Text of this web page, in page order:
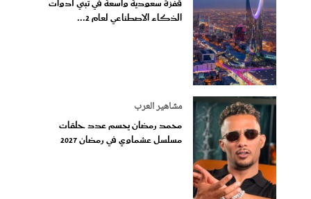
قفزة سعودية واسعة في تبني أدوات
الذكاء الاصطناعي لعام 2...
مشاهير العرب
محمد رمضان يحسم عدد حلقات
مسلسل عشماوي في رمضان 2027